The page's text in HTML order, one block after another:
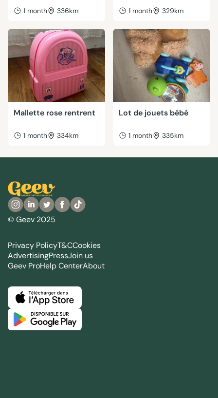
1 month 336km 1 month 329km
Mallette rose rentrent
1 month 334km
Lot de jouets bébé
1 month 335km
© Geev 2025
Privacy PolicyT&CCookies
AdvertisingPressJoin us
Geev ProHelp CenterAbout